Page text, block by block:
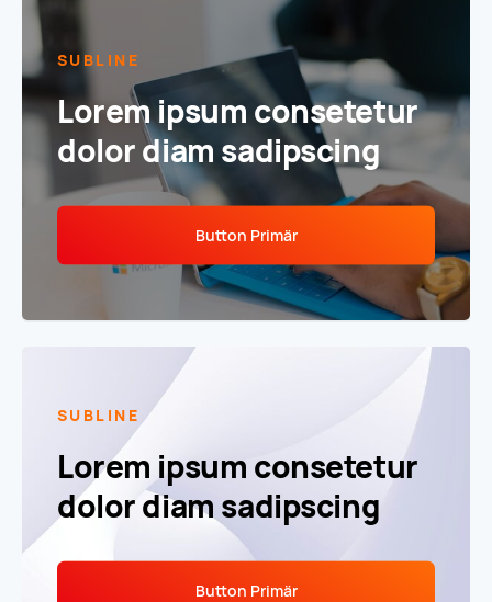
SUBLINE
Lorem ipsum consetetur
dolor diam sadipscing
Button Primär
SUBLINE
Lorem ipsum consetetur
dolor diam sadipscing
Button Primär